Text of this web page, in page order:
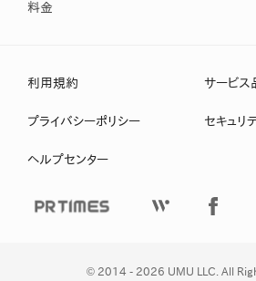
料金
利用規約 サービス
プライバシーポリシー セキュリ
ヘルプセンター
© 2014 - 2026 UMU LLC. All